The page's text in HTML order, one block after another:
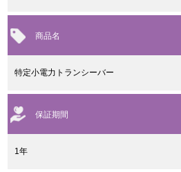
商品名
特定小電力トランシーバー
保証期間
1年